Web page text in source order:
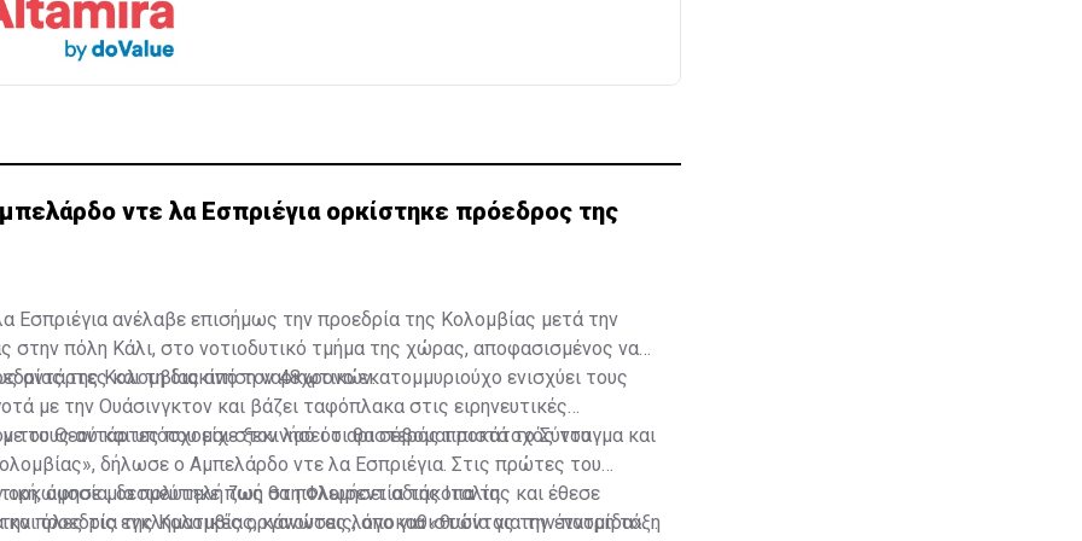
ντε λα Εσπριέγια ορκίστηκε πρόεδρος της
Εσπριέγια ανέλαβε επισήμως την προεδρία της Κολομβίας μετά την
στην πόλη Κάλι, στο νοτιοδυτικό τμήμα της χώρας, αποφασισμένος να
αντάρτες και τη διακίνηση ναρκωτικών.
της Κολομβίας από τον 48χρονο εκατομμυριούχο ενισχύει τους
με την Ουάσινγκτον και βάζει ταφόπλακα στις ειρηνευτικές
τους αντάρτες που είχε ξεκινήσει ο αριστερός προκάτοχός του
του Θεού και υπόσχομαι στον λαό ότι θα σέβομαι πιστά το Σύνταγμα και
δήλωσε ο Αμπελάρδο ντε λα Εσπριέγια. Στις πρώτες του
ορκωμοσία, δεσμεύτηκε πως θα πολεμήσει αδιάκοπα τη
όλες τις εγκληματικές οργανώσεις, αποκαθιστώντας την έννομη τάξη
άφησε μια πολυτελή ζωή στη Φλωρεντία της Ιταλίας και έθεσε
προεδρία της Κολομβίας, κάνοντας λόγο για «θυσία για την πατρίδα».